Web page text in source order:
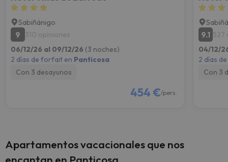
Sabiñánigo
9
310 opiniones
06/12/26 al 09/12/26 (3 noches)
2 días de forfait en Panticosa
Con 3 desayunos
454 €/pers.
9.1 527
04/12/
2 días
Con 3
Apartamentos vacacionales que nos